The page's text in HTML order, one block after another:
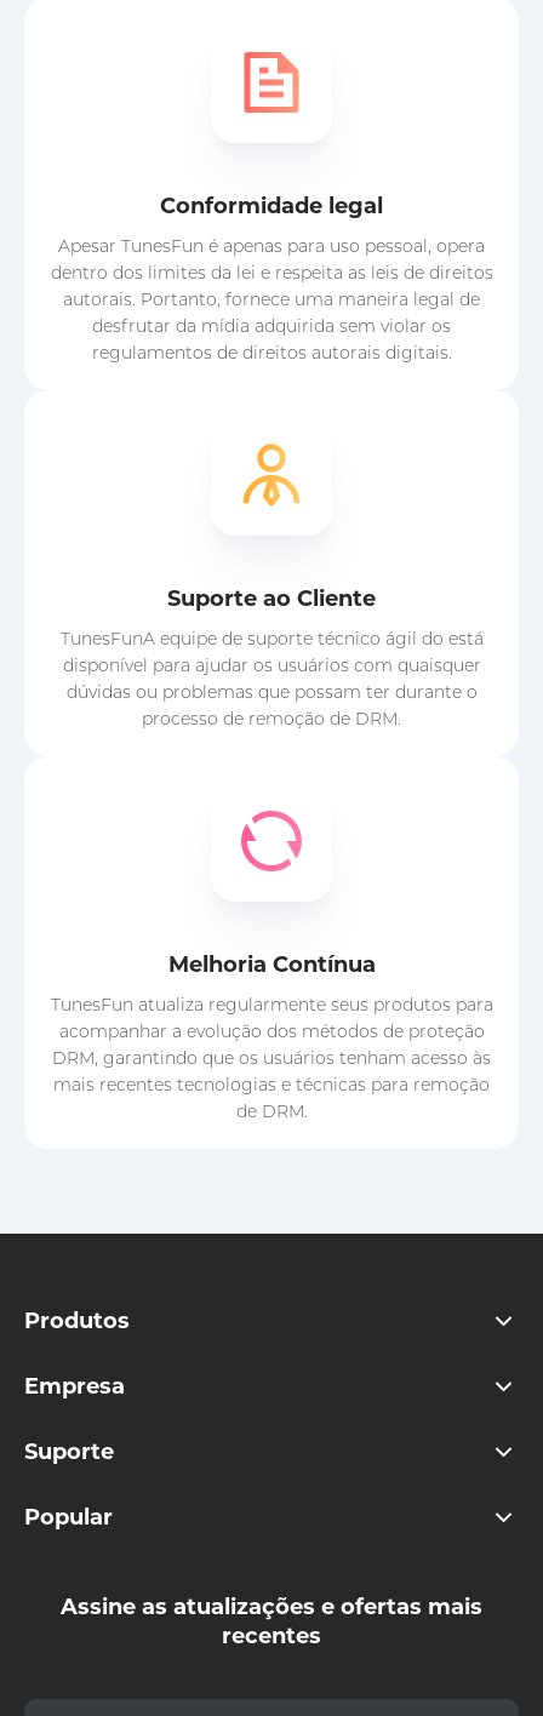
Conformidade legal
Apesar TunesFun é apenas para uso pessoal, opera
dentro dos limites da lei e respeita as leis de direitos
autorais. Portanto, fornece uma maneira legal de
desfrutar da mídia adquirida sem violar os
regulamentos de direitos autorais digitais.
Suporte ao Cliente
TunesFunA equipe de suporte técnico ágil do está
disponível para ajudar os usuários com quaisquer
dúvidas ou problemas que possam ter durante o
processo de remoção de DRM.
Melhoria Contínua
TunesFun atualiza regularmente seus produtos para
acompanhar a evolução dos métodos de proteção
DRM, garantindo que os usuários tenham acesso às
mais recentes tecnologias e técnicas para remoção
de DRM.
Produtos
Empresa
Suporte
Popular
Assine as atualizações e ofertas mais
recentes